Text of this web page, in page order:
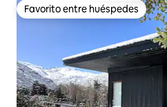
Favorito entre huéspedes
Favorito entre huéspedes